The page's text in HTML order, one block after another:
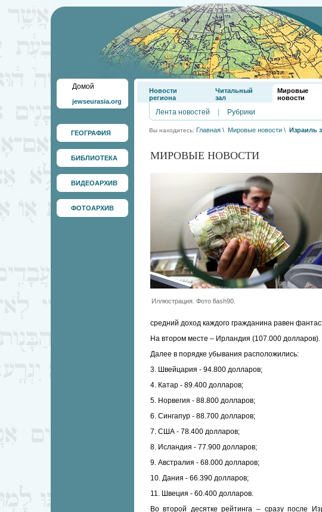
Домой
jewseurasia.org
ГЕОГРАФИЯ
БИБЛИОТЕКА
ВИДЕОАРХИВ
ФОТОАРХИВ
Новости
региона
Читальный
зал
Мировые
новости
Лента новостей Рубрики
Вы находитесь: Главная \ Мировые новости \ Израиль
МИРОВЫЕ НОВОСТИ
Иллюстрация. Фото flash90.
средний доход каждого гражданина равен
На втором месте – Ирландия (107.000 долларов).
Далее в порядке убывания расположились:
3. Швейцария - 94.800 долларов;
4. Катар - 89.400 долларов;
5. Норвегия - 88.800 долларов;
6. Сингапур - 88.700 долларов;
7. США - 78.400 долларов;
8. Исландия - 77.900 долларов;
9. Австралия - 68.000 долларов;
10. Дания - 66.390 долларов;
11. Швеция - 60.400 долларов.
Во второй десятке рейтинга – сразу после